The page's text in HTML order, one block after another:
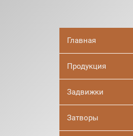
Главная
Продукция
Задвижки
Затворы